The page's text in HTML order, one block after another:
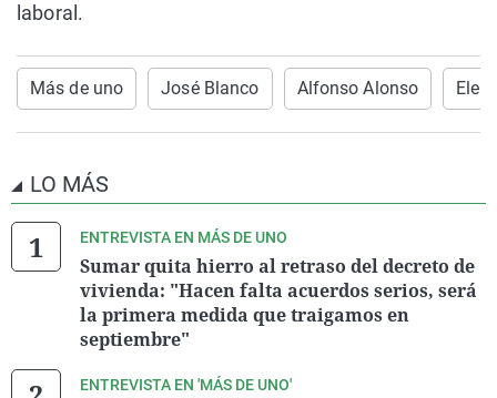
laboral.
Más de uno José Blanco Alfonso Alonso
LO MÁS
ENTREVISTA EN MÁS DE UNO
Sumar quita hierro al retraso del decreto de
vivienda: "Hacen falta acuerdos serios, será
la primera medida que traigamos en
septiembre"
ENTREVISTA EN 'MÁS DE UNO'